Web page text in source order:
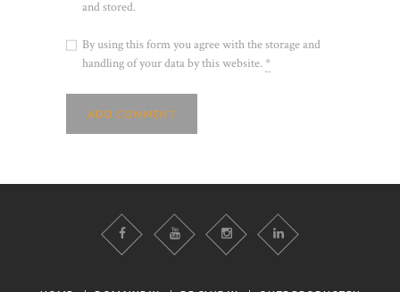
and stored.
By using this form you agree with the storage and
handling of your data by this website.*